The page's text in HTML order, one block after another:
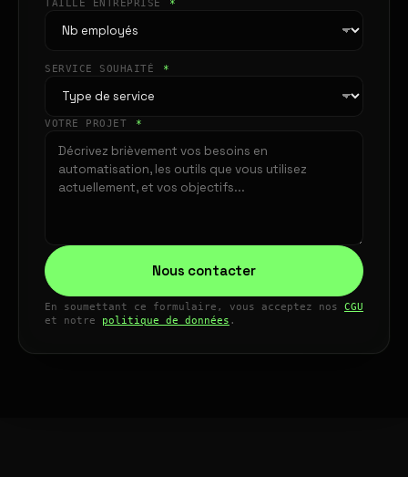
TAILLE ENTREPRISE *
SERVICE SOUHAITÉ *
VOTRE PROJET *
Nous contacter
En soumettant ce formulaire, vous acceptez nos CGU
et notre politique de données .